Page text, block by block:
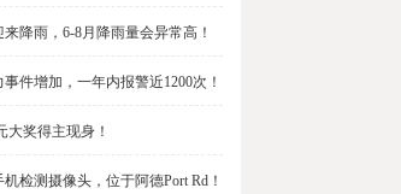
降雨，6-8月降雨量会异常高！
件增加，一年内报警近1200次！
大奖得主现身！
检测摄像头，位于阿德Port Rd！